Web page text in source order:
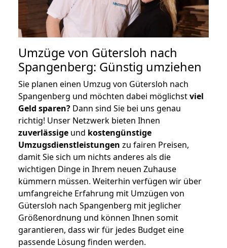
Umzüge von Gütersloh nach
Spangenberg: Günstig umziehen
Sie planen einen Umzug von Gütersloh nach
Spangenberg und möchten dabei möglichstviel
Geld sparen? Dann sind Sie bei uns genau
richtig! Unser Netzwerk bieten Ihnen
zuverlässige und kostengünstige
Umzugsdienstleistungen zu fairen Preisen,
damit Sie sich um nichts anderes als die
wichtigen Dinge in Ihrem neuen Zuhause
kümmern müssen. Weiterhin verfügen wir über
umfangreiche Erfahrung mit Umzügen von
Gütersloh nach Spangenberg mit jeglicher
Größenordnung und können Ihnen somit
garantieren, dass wir für jedes Budget eine
passende Lösung finden werden.